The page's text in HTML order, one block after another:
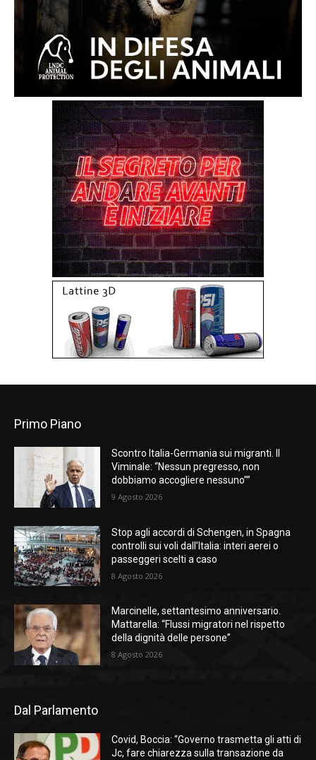
Primo Piano
Scontro Italia-Germania sui migranti. Il
Viminale: “Nessun pregresso, non
dobbiamo accogliere nessuno””
9 Agosto 2026
Stop agli accordi di Schengen, in Spagna
controlli sui voli dall’Italia: interi aerei o
passeggeri scelti a caso
8 Agosto 2026
Marcinelle, settantesimo anniversario.
Mattarella: “Flussi migratori nel rispetto
della dignità delle persone”
8 Agosto 2026
Dal Parlamento
Covid, Boccia: “Governo trasmetta gli atti di
Jc, fare chiarezza sulla transazione da